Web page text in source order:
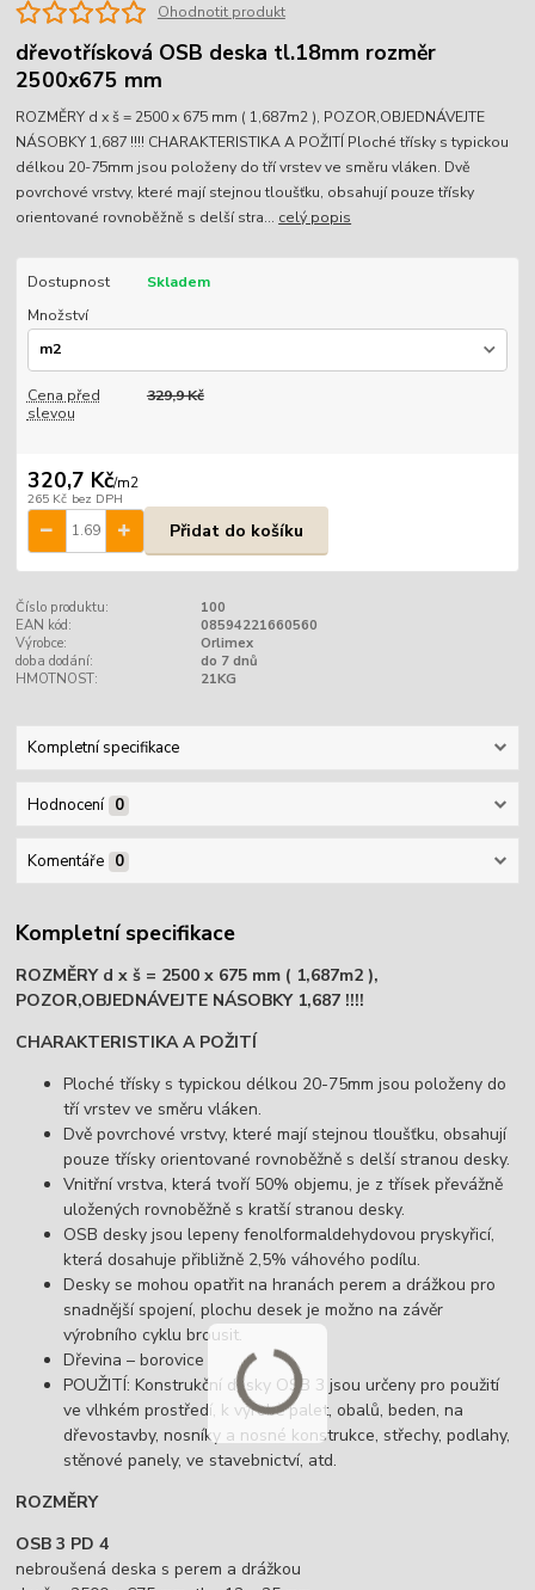
Ohodnotit produkt
dřevotřísková OSB deska tl.18mm rozměr
2500x675 mm
ROZMĚRY d x š = 2500 x 675 mm ( 1,687m2 ), POZOR,OBJEDNÁVEJTE
NÁSOBKY 1,687 !!!! CHARAKTERISTIKA A POŽITÍ Ploché třísky s typickou
délkou 20-75mm jsou položeny do tří vrstev ve směru vláken. Dvě
povrchové vrstvy, které mají stejnou tloušťku, obsahují pouze třísky
orientované rovnoběžně s delší stra... celý popis
Dostupnost
Skladem
Množství
Cena před
slevou
329,9 Kč
320,7 Kč/m2
265 Kč bez DPH
Přidat do košíku
Číslo produktu:
100
EAN kód:
08594221660560
Výrobce:
Orlimex
doba dodání:
do 7 dnů
HMOTNOST:
21KG
Kompletní specifikace
Hodnocení 0
Komentáře 0
Kompletní specifikace
ROZMĚRY d x š = 2500 x 675 mm ( 1,687m2 ),
POZOR,OBJEDNÁVEJTE NÁSOBKY 1,687 !!!!
CHARAKTERISTIKA A POŽITÍ
Ploché třísky s typickou délkou 20-75mm jsou položeny do
tří vrstev ve směru vláken.
Dvě povrchové vrstvy, které mají stejnou tloušťku, obsahují
pouze třísky orientované rovnoběžně s delší stranou desky.
Vnitřní vrstva, která tvoří 50% objemu, je z třísek převážně
uložených rovnoběžně s kratší stranou desky.
OSB desky jsou lepeny fenolformaldehydovou pryskyřicí,
která dosahuje přibližně 2,5% váhového podílu.
Desky se mohou opatřit na hranách perem a drážkou pro
snadnější spojení, plochu desek je možno na závěr
výrobního cyklu brousit.
Dřevina – borovice
POUŽITÍ: Konstrukční desky OSB 3 jsou určeny pro použití
ve vlhkém prostředí, k výrobě palet, obalů, beden, na
dřevostavby, nosníky a nosné konstrukce, střechy, podlahy,
stěnové panely, ve stavebnictví, atd.
ROZMĚRY
OSB 3 PD 4
nebroušená deska s perem a drážkou